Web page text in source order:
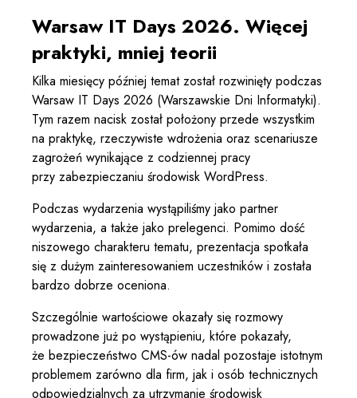
Warsaw IT Days 2026. Więcej
praktyki, mniej teorii
Kilka miesięcy później temat został rozwinięty podczas
Warsaw IT Days 2026 (Warszawskie Dni Informatyki).
Tym razem nacisk został położony przede wszystkim
na praktykę, rzeczywiste wdrożenia oraz scenariusze
zagrożeń wynikające z codziennej pracy
przy zabezpieczaniu środowisk WordPress.
Podczas wydarzenia wystąpiliśmy jako partner
wydarzenia, a także jako prelegenci. Pomimo dość
niszowego charakteru tematu, prezentacja spotkała
się z dużym zainteresowaniem uczestników i została
bardzo dobrze oceniona.
Szczególnie wartościowe okazały się rozmowy
prowadzone już po wystąpieniu, które pokazały,
że bezpieczeństwo CMS-ów nadal pozostaje istotnym
problemem zarówno dla firm, jak i osób technicznych
odpowiedzialnych za utrzymanie środowisk